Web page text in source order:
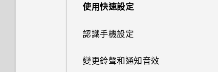
使用快速設定
認識手機設定
變更鈴聲和通知音效